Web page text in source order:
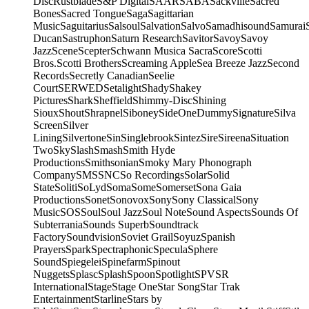
BonesSacred TongueSagaSagittarian
MusicSaguitariusSalsoulSalvationSalvoSamadhisoundSamurai
DucanSastruphonSaturn ResearchSavitorSavoySavoy
JazzSceneScepterSchwann Musica SacraScoreScotti
Bros.Scotti BrothersScreaming AppleSea Breeze JazzSecond
RecordsSecretly CanadianSeelie
CourtSERWEDSetalightShadyShakey
PicturesSharkSheffieldShimmy-DiscShining
SiouxShoutShrapnelSiboneySideOneDummySignatureSilva
ScreenSilver
LiningSilvertoneSinSinglebrookSintezSireSireenaSituation
TwoSkySlashSmashSmith Hyde
ProductionsSmithsonianSmoky Mary Phonograph
CompanySMSSNCSo RecordingsSolarSolid
StateSolitiSoLydSomaSomeSomersetSona Gaia
ProductionsSonetSonovoxSonySony ClassicalSony
MusicSOSSoulSoul JazzSoul NoteSound AspectsSounds Of
SubterraniaSounds SuperbSoundtrack
FactorySoundvisionSoviet GrailSoyuzSpanish
PrayersSparkSpectraphonicSpeculaSphere
SoundSpiegeleiSpinefarmSpinout
NuggetsSplascSplashSpoonSpotlightSPVSR
InternationalStageStage OneStar SongStar Trak
EntertainmentStarlineStars by